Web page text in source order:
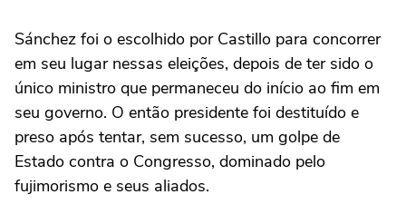
Sánchez foi o escolhido por Castillo para concorrer
em seu lugar nessas eleições, depois de ter sido o
único ministro que permaneceu do início ao fim em
seu governo. O então presidente foi destituído e
preso após tentar, sem sucesso, um golpe de
Estado contra o Congresso, dominado pelo
fujimorismo e seus aliados.